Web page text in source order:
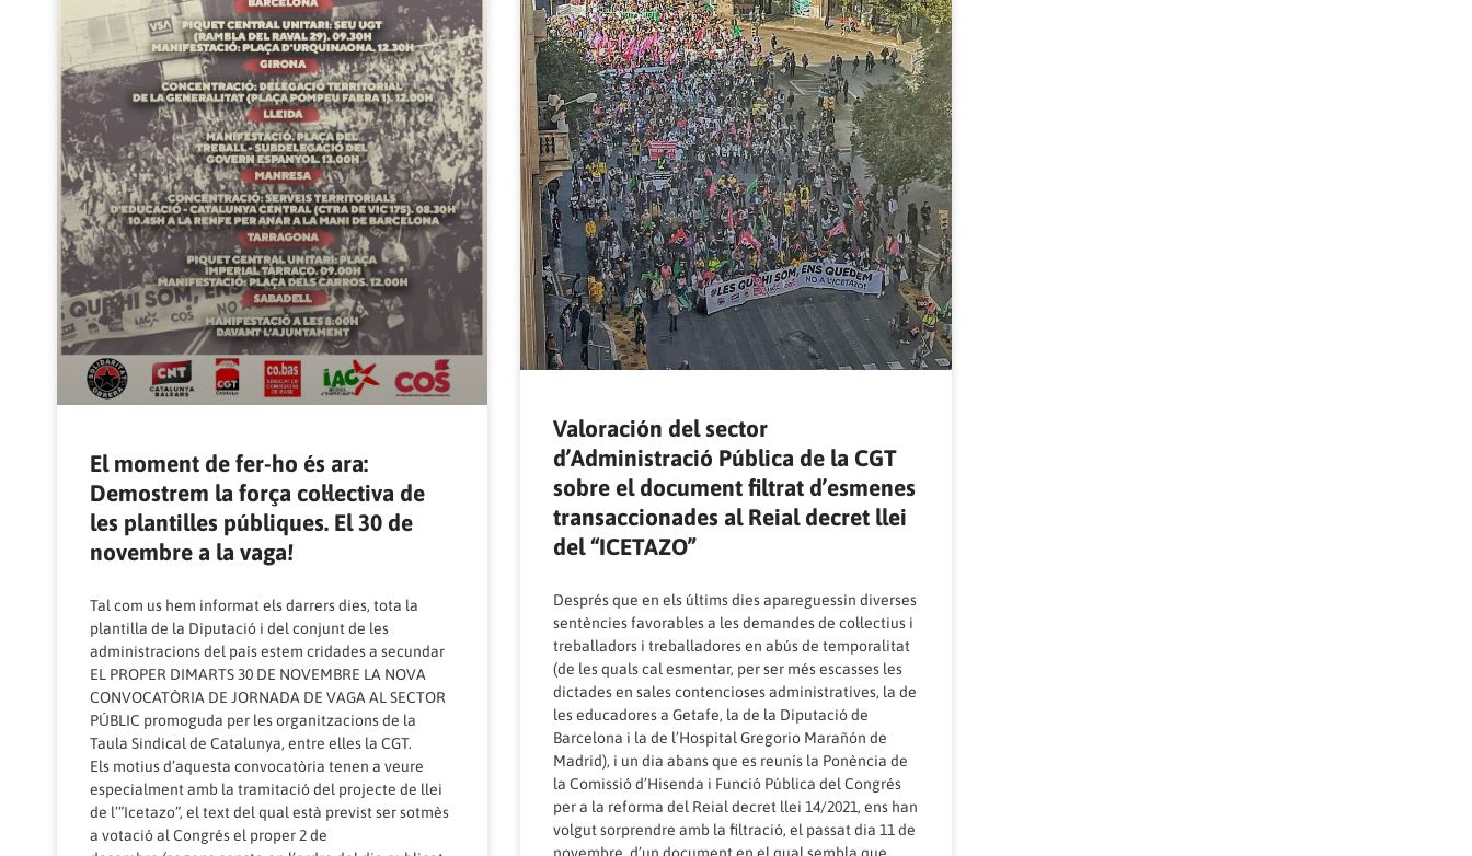
El moment de fer-ho és ara:
Demostrem la força col·lectiva de
les plantilles públiques. El 30 de
novembre a la vaga!
Tal com us hem informat els darrers dies, tota la
plantilla de la Diputació i del conjunt de les
administracions del país estem cridades a secundar
EL PROPER DIMARTS 30 DE NOVEMBRE LA NOVA
CONVOCATÒRIA DE JORNADA DE VAGA AL SECTOR
PÚBLIC promoguda per les organitzacions de la
Taula Sindical de Catalunya, entre elles la CGT.
Els motius d’aquesta convocatòria tenen a veure
especialment amb la tramitació del projecte de llei
de l’”Icetazo”, el text del qual està previst ser sotmès
a votació al Congrés el proper 2 de
Valoración del sector
d’Administració Pública de la CGT
sobre el document filtrat d’esmenes
transaccionades al Reial decret llei
del “ICETAZO”
Després que en els últims dies apareguessin diverses
sentències favorables a les demandes de col·lectius i
treballadors i treballadores en abús de temporalitat
(de les quals cal esmentar, per ser més escasses les
dictades en sales contencioses administratives, la de
les educadores a Getafe, la de la Diputació de
Barcelona i la de l’Hospital Gregorio Marañón de
Madrid), i un dia abans que es reunís la Ponència de
la Comissió d’Hisenda i Funció Pública del Congrés
per a la reforma del Reial decret llei 14/2021, ens han
volgut sorprendre amb la filtració, el passat dia 11 de